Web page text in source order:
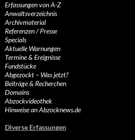
Erfassungen von A-Z
Anwaltsverzeichnis
Archivmaterial
Referenzen / Presse
Specials
Aktuelle Warnungen
Termine & Ereignisse
Fundstücke
Abgezockt – Was jetzt?
Beiträge & Recherchen
Domains
Abzockvideothek
Hinweise an Abzocknews.de
Diverse Erfassungen